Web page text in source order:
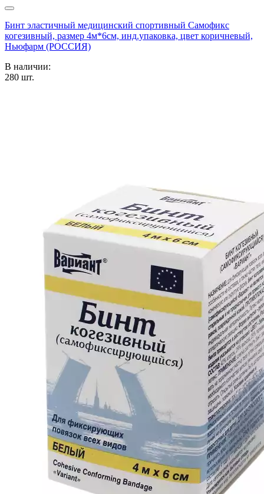
Бинт эластичный медицинский спортивный Самофикс
когезивный, размер 4м*6см, инд.упаковка, цвет коричневый,
Ньюфарм (РОССИЯ)
В наличии:
280 шт.